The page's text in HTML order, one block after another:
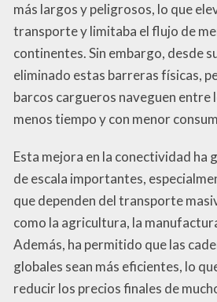
más largos y peligrosos, lo que
transporte y limitaba el flujo de
continentes. Sin embargo, desde
eliminado estas barreras físicas,
barcos cargueros naveguen entre
menos tiempo y con menor
Esta mejora en la conectividad ha
de escala importantes,
que dependen del transporte
como la agricultura, la
Además, ha permitido que las
globales sean más eficientes, lo
reducir los precios finales de